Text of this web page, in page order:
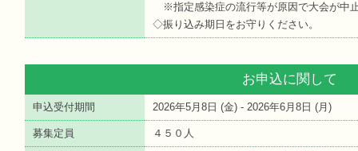
※指定感染症の流行等が原因で大会が中
◇振り込み期日をお守りください。
お申込に関して
申込受付期間 2026年5月8日 (金) - 2026年6月8日 (月 )
募集定員 ４５０人